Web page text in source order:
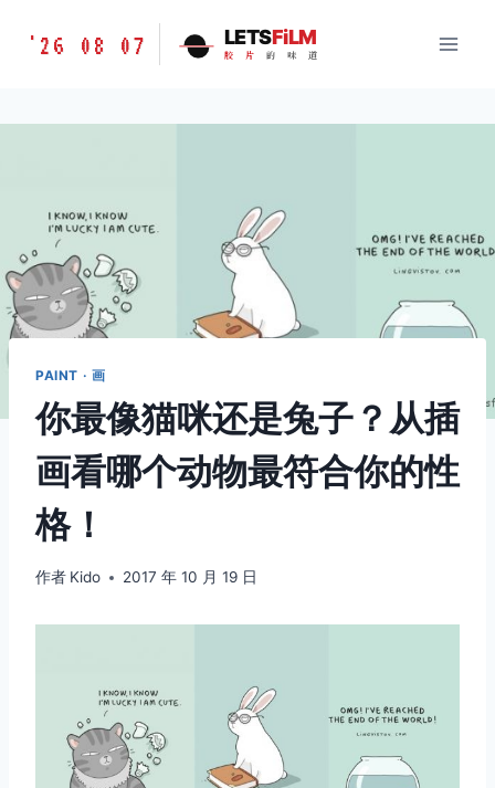
胶
味
'26 08 07 LETSFiLM
胶 片 的 味 道
PAINT · 画
你最像猫咪还是兔子？从插
画看哪个动物最符合你的性
格！
作者 Kido 2017 年 10 月 19 日